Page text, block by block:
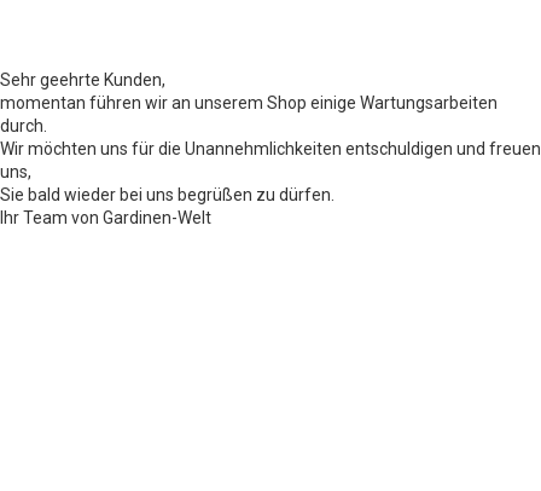
Sehr geehrte Kunden,
momentan führen wir an unserem Shop einige Wartungsarbeiten
durch.
Wir möchten uns für die Unannehmlichkeiten entschuldigen und freuen
uns,
Sie bald wieder bei uns begrüßen zu dürfen.
Ihr Team von Gardinen-Welt